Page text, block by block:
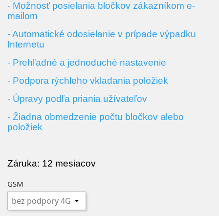
- Možnosť posielania bločkov zákazníkom e-
mailom
- Automatické odosielanie v prípade výpadku
Internetu
- Prehľadné a jednoduché nastavenie
- Podpora rýchleho vkladania položiek
- Úpravy podľa priania užívateľov
- Žiadna obmedzenie počtu bločkov alebo
položiek
Záruka: 12 mesiacov
GSM